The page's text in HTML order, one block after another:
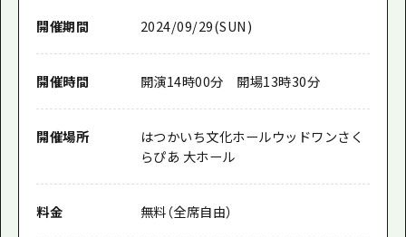
開催期間 2024/09/29(SUN)
開催時間 開演14時00分 開場13時30分
開催場所
はつかいち文化ホールウッドワンさく
らぴあ 大ホール
料金 無料（全席自由）